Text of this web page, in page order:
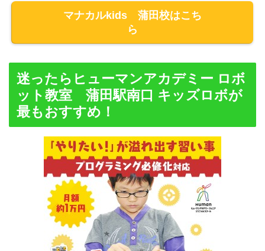
マナカルkids 蒲田校はこち
ら
迷ったらヒューマンアカデミー ロボ
ット教室 蒲田駅南口 キッズロボが
最もおすすめ！